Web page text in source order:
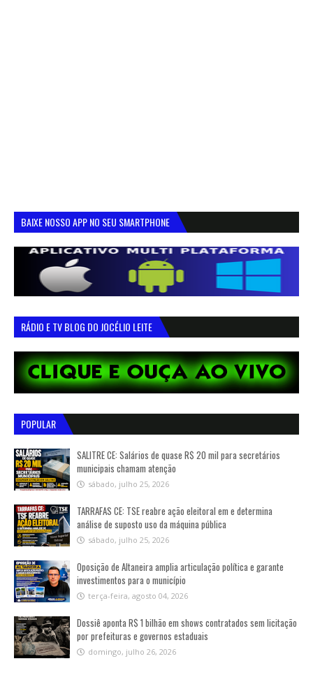
BAIXE NOSSO APP NO SEU SMARTPHONE
RÁDIO E TV BLOG DO JOCÉLIO LEITE
POPULAR
SALITRE CE: Salários de quase R$ 20 mil para secretários
municipais chamam atenção
sábado, julho 25, 2026
TARRAFAS CE: TSE reabre ação eleitoral em e determina
análise de suposto uso da máquina pública
sábado, julho 25, 2026
Oposição de Altaneira amplia articulação política e garante
investimentos para o município
terça-feira, agosto 04, 2026
Dossiê aponta R$ 1 bilhão em shows contratados sem licitação
por prefeituras e governos estaduais
domingo, julho 26, 2026